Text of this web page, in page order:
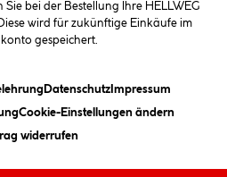
bei der Bestellung Ihre HELLWEG
wird für zukünftige Einkäufe im
gespeichert.
(öffnet ein Dialogfeld)
Datenschutz(öffnet ein Dialogfeld)
Impressum
(öffnet ein Dialogfeld)
Cookie-Einstellungen ändern(öffnet
widerrufen